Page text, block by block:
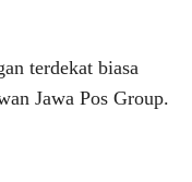
terdekat biasa
Jawa Pos Group.